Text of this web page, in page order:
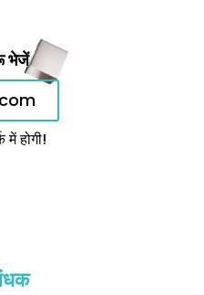
भेजें
होगी!